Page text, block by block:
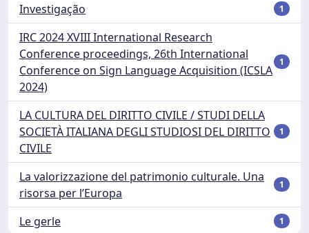
Investigação 1
IRC 2024 XVIII International Research
Conference proceedings, 26th International
Conference on Sign Language Acquisition (ICSLA
2024)
1
LA CULTURA DEL DIRITTO CIVILE / STUDI DELLA
SOCIETÀ ITALIANA DEGLI STUDIOSI DEL DIRITTO
CIVILE
1
La valorizzazione del patrimonio culturale. Una
risorsa per l’Europa
1
Le gerle 1